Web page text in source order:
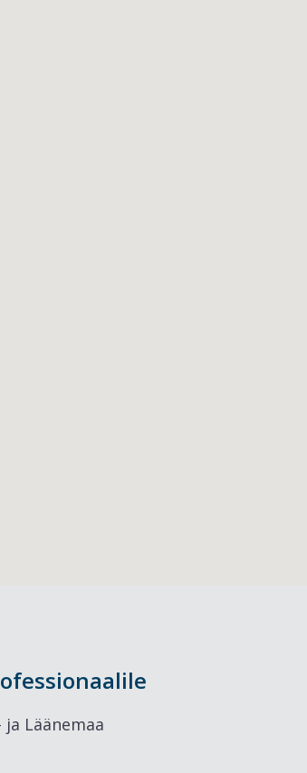
ja Läänemaa